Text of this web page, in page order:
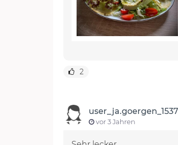
2
vor 3 Jahren